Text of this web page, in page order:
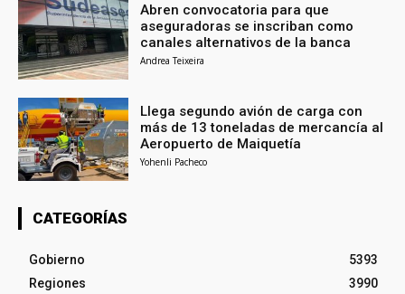
Abren convocatoria para que
aseguradoras se inscriban como
canales alternativos de la banca
Andrea Teixeira
Llega segundo avión de carga con
más de 13 toneladas de mercancía al
Aeropuerto de Maiquetía
Yohenli Pacheco
CATEGORÍAS
Gobierno
5393
Regiones
3990